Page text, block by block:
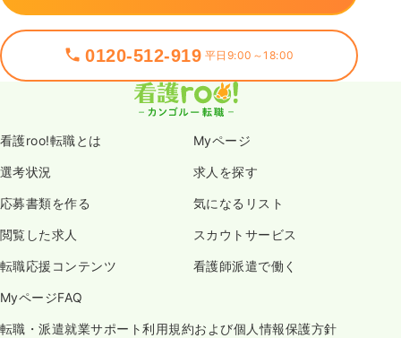
0120-512-919 平日9:00～18:00
看護roo!転職とは Myページ
選考状況 求人を探す
応募書類を作る 気になるリスト
閲覧した求人 スカウトサービス
転職応援コンテンツ 看護師派遣で働く
MyページFAQ
転職・派遣就業サポート利用規約および個人情報保護方針